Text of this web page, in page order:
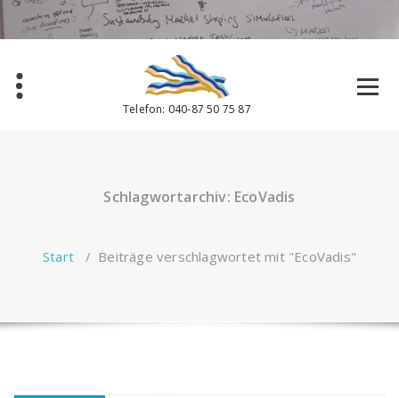
Zum
Inhalt
springen
Telefon: 040-87 50 75 87
Schlagwortarchiv: EcoVadis
Start/ Beiträge verschlagwortet mit "EcoVadis"